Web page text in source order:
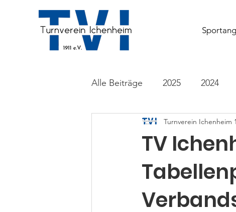
Alle Beiträge 2025 2024
Vereinsaktivitäten
TV
Turnverein Ichenheim